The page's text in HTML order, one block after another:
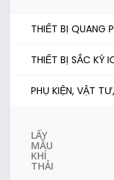
THIẾT BỊ QUANG
THIẾT BỊ SẮC KÝ
PHỤ KIỆN, VẬT
LẤY
MẪU
KHÍ
THẢI